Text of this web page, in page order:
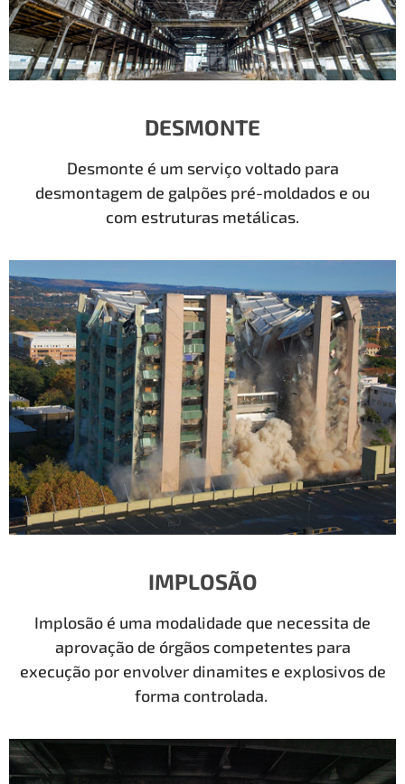
DESMONTE
Desmonte é um serviço voltado para
desmontagem de galpões pré-moldados e ou
com estruturas metálicas.
IMPLOSÃO
Implosão é uma modalidade que necessita de
aprovação de órgãos competentes para
execução por envolver dinamites e explosivos de
forma controlada.